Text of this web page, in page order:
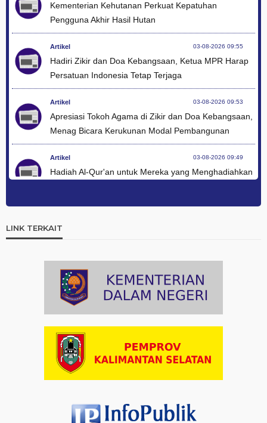
Kementerian Kehutanan Perkuat Kepatuhan
Pengguna Akhir Hasil Hutan
Artikel 03-08-2026 09:55
Hadiri Zikir dan Doa Kebangsaan, Ketua MPR Harap
Persatuan Indonesia Tetap Terjaga
Artikel 03-08-2026 09:53
Apresiasi Tokoh Agama di Zikir dan Doa Kebangsaan,
Menag Bicara Kerukunan Modal Pembangunan
Artikel 03-08-2026 09:49
Hadiah Al-Qur'an untuk Mereka yang Menghadiahkan
Ini Teks Lengkap Doa Kebangsaan Umat Kristen
Protestan di Monas
Artikel
Paduan Suara yang Menyatukan Harapan untuk
Indonesia
Dalam Zikir dan Doa Kebangsaan, Tio Menemukan
Makna Keberagaman
Artikel 01-08-2026 18:00
Kebangsaan di Monas
LINK TERKAIT